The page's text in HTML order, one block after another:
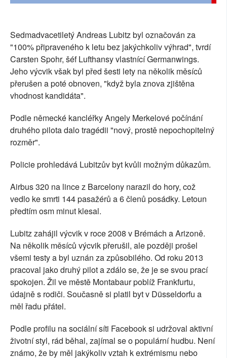
Sedmadvacetiletý Andreas Lubitz byl označován za
"100% připraveného k letu bez jakýchkoliv výhrad", tvrdí
Carsten Spohr, šéf Lufthansy vlastnící Germanwings.
Jeho výcvik však byl před šesti lety na několik měsíců
přerušen a poté obnoven, "když byla znova zjištěna
vhodnost kandidáta".
Podle německé kancléřky Angely Merkelové počínání
druhého pilota dalo tragédii "nový, prostě nepochopitelný
rozměr".
Policie prohledává Lubitzův byt kvůli možným důkazům.
Airbus 320 na lince z Barcelony narazil do hory, což
vedlo ke smrti 144 pasažérů a 6 členů posádky. Letoun
předtím osm minut klesal.
Lubitz zahájil výcvik v roce 2008 v Brémách a Arizoně.
Na několik měsíců výcvik přerušil, ale později prošel
všemi testy a byl uznán za způsobilého. Od roku 2013
pracoval jako druhý pilot a zdálo se, že je se svou prací
spokojen. Žil ve městě Montabaur poblíž Frankfurtu,
údajně s rodiči. Současně si platil byt v Düsseldorfu a
měl řadu přátel.
Podle profilu na sociální síti Facebook si udržoval aktivní
životní styl, rád běhal, zajímal se o populární hudbu. Není
známo, že by měl jakýkoliv vztah k extrémismu nebo